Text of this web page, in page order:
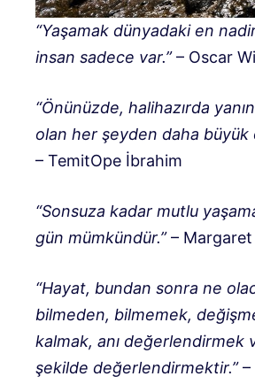
“Yaşamak dünyadaki en
insan sadece var.”– Oscar
“Önünüzde, halihazırda
olan her şeyden daha büyük
– TemitOpe İbrahim
“Sonsuza kadar mutlu
gün mümkündür.”– Margaret
“Hayat, bundan sonra ne
bilmeden, bilmemek,
kalmak, anı değerlendirmek
şekilde değerlendirmektir.”–